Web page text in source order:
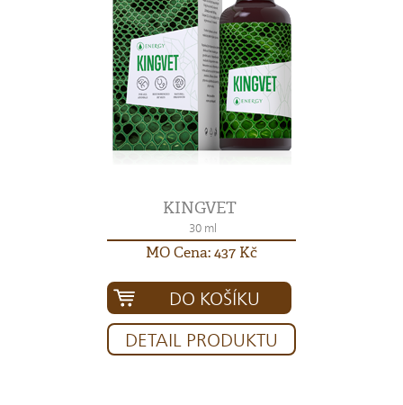
KINGVET
30 ml
MO Cena: 437 Kč
DO KOŠÍKU
DETAIL PRODUKTU